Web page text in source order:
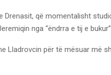
Drenasit, që momentalisht
nga “ëndrra e tij e
Lladrovcin për të mësuar më